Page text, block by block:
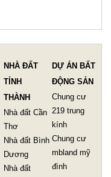
NHÀ ĐẤT
TỈNH
THÀNH
Nhà đất Cần
Thơ
Nhà đất Bình
Dương
Nhà đất
DỰ ÁN BẤT
ĐỘNG SẢN
Chung cư
219 trung
kính
Chung cư
mbland mỹ
đình